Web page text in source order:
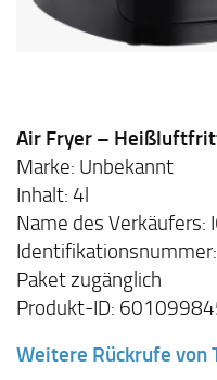
Air Fryer –
Marke: Unbekannt
Inhalt: 4l
Name des Verkäufers:
Paket zugänglich
Produkt-ID:
Weitere Rückrufe von